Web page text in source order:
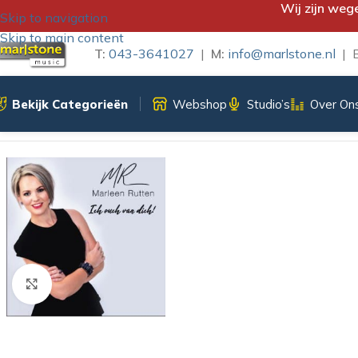
Skip to navigation
Skip to main content
Wij zijn
T: 043-3641027 | M: info@marlstone.nl |
Bekijk Categorieën Webshop Studio’s Over
Klik om te vergroten